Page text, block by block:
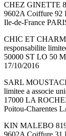
CHEZ GINETTE
9602A Coiffure 92
Ile-de-France
CHIC ET
responsabilite
50000 ST LO 50
17/10/2016
SARL
limitee a associe
17000 LA
Poitou-Charentes
KIN MALEBO